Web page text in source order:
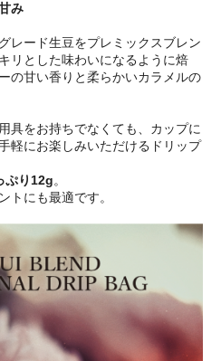
み
レード生豆をプレミックスブレン
リとした味わいになるように焙
の甘い香りと柔らかいカラメルの
具をお持ちでなくても、カップに
軽にお楽しみいただけるドリップ
ぷり12g。
トにも最適です。